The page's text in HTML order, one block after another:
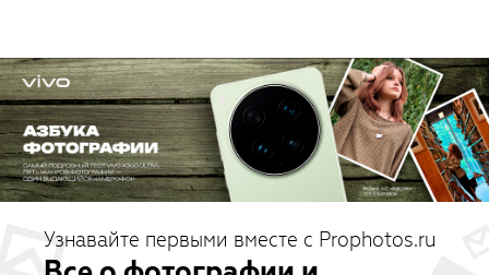
Узнавайте первыми вместе с Prophotos.ru